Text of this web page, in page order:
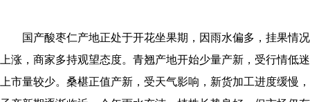
国产酸枣仁产地正处于开花坐果期，因雨水偏多，挂果情
上涨，商家多持观望态度。青翘产地开始少量产新，受行情低
上市量较少。桑椹正值产新，受天气影响，新货加工进度缓慢